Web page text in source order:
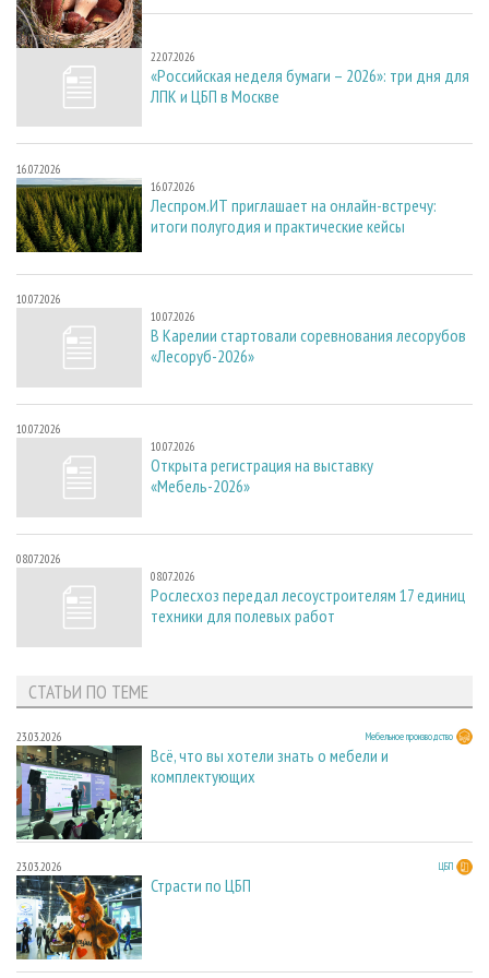
22.07.2026
22.07.2026
«Российская неделя бумаги – 2026»: три дня для
ЛПК и ЦБП в Москве
16.07.2026
16.07.2026
Леспром.ИТ приглашает на онлайн-встречу:
итоги полугодия и практические кейсы
10.07.2026
10.07.2026
В Карелии стартовали соревнования лесорубов
«Лесоруб-2026»
10.07.2026
10.07.2026
Открыта регистрация на выставку
«Мебель-2026»
08.07.2026
08.07.2026
Рослесхоз передал лесоустроителям 17 единиц
техники для полевых работ
СТАТЬИ ПО ТЕМЕ
23.03.2026 Мебельное производство
Всё, что вы хотели знать о мебели и
комплектующих
23.03.2026 ЦБП
Страсти по ЦБП